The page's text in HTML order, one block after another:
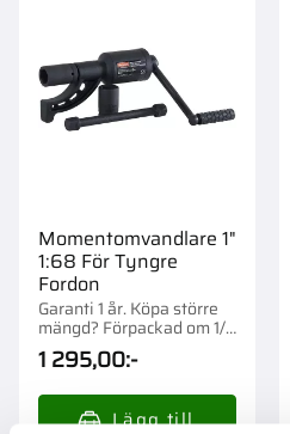
Momentomvandlare 1"
1:68 För Tyngre
Fordon
Garanti 1 år. Köpa större
mängd? Förpackad om 1/4
st.
1 295,00:-